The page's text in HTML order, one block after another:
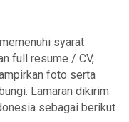
syarat
full resume / CV,
foto serta
Lamaran dikirim
sebagai berikut